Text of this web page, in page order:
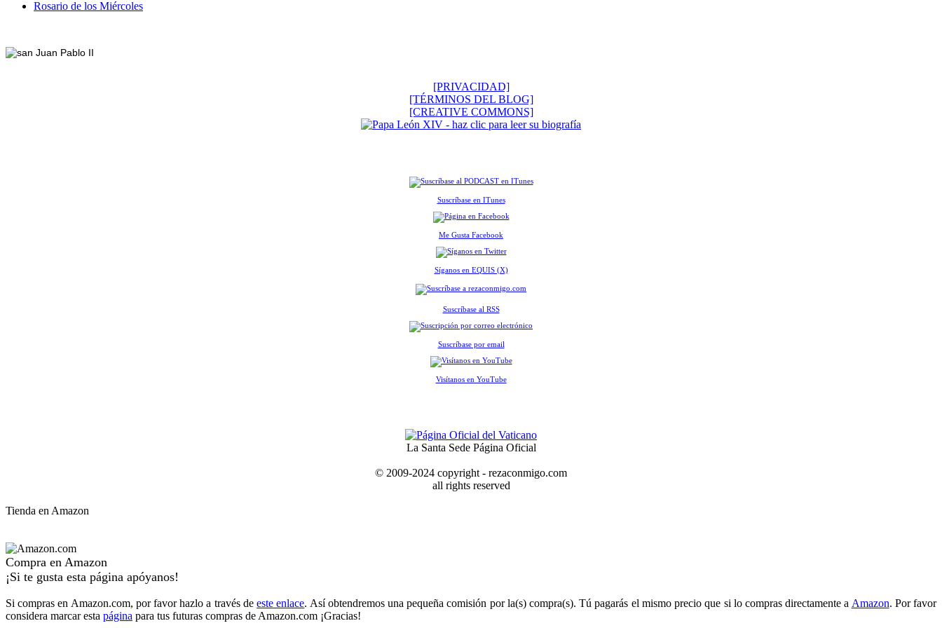
Rosario de los Miércoles
[PRIVACIDAD]
[TÉRMINOS DEL BLOG]
[CREATIVE COMMONS]
Suscríbase en ITunes
Me Gusta Facebook
Síganos en EQUIS (X)
Suscríbase al RSS
Suscríbase por email
Visítanos en YouTube
La Santa Sede Página Oficial
© 2009-2024 copyright - rezaconmigo.com
all rights reserved
Tienda en Amazon
Compra en Amazon
¡Si te gusta esta página apóyanos!
Si compras en Amazon.com, por favor hazlo a través deeste enlace. Así obtendremos una pequeña comisión por la(s) compra(s). Tú pagarás el mismo precio que si lo compras directamente a Amazon. Por favor
considera marcar esta página para tus futuras compras de Amazon.com ¡Gracias!